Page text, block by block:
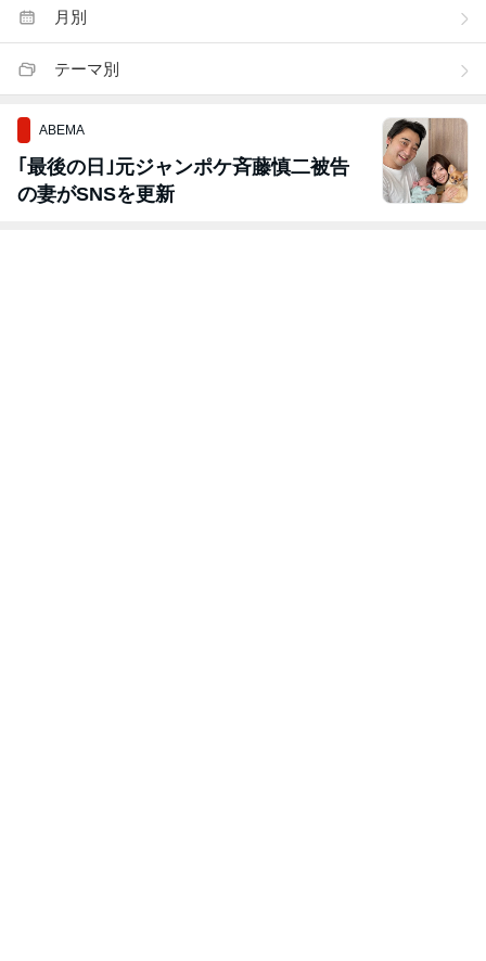
月別
テーマ別
ABEMA
｢最後の日｣元ジャンポケ斉藤慎二被告
の妻がSNSを更新